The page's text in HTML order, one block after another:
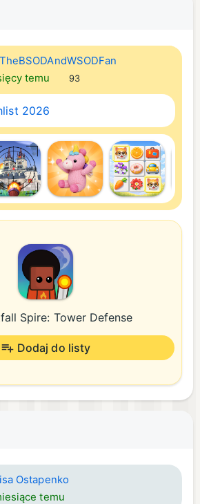
TheBSODAndWSODFan
temu
93
2026
Spire: Tower Defense
Dodaj do listy
Ostapenko
temu